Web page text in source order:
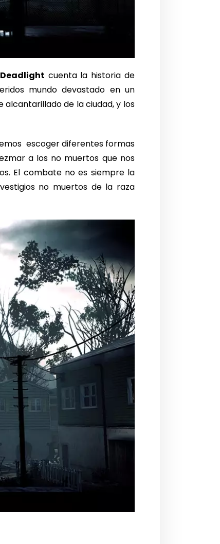
Deadlight cuenta la historia de
mundo devastado en un
alcantarillado de la ciudad, y los
escoger diferentes formas
a los no muertos que nos
El combate no es siempre la
no muertos de la raza